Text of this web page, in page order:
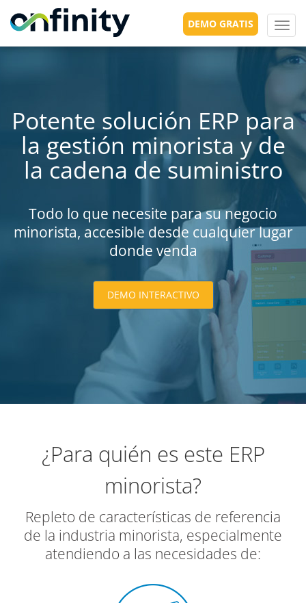
DEMO GRATIS
Potente solución ERP para
la gestión minorista y de
la cadena de suministro
Todo lo que necesite para su negocio
minorista, accesible desde cualquier lugar
donde venda
DEMO INTERACTIVO
¿Para quién es este ERP
minorista?
Repleto de características de referencia
de la industria minorista, especialmente
atendiendo a las necesidades de: